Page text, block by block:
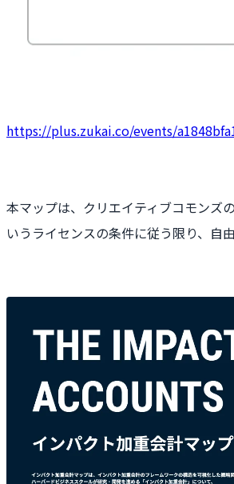
https://plus.zukai.co/events/
本マップは、クリエイティブコモンズ
いうライセンスの条件に従う限り、自